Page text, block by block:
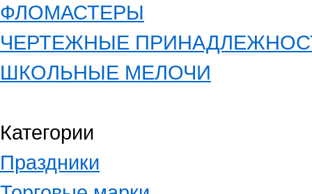
ФЛОМАСТЕРЫ
ЧЕРТЕЖНЫЕ
ШКОЛЬНЫЕ МЕЛОЧИ
Категории
Праздники